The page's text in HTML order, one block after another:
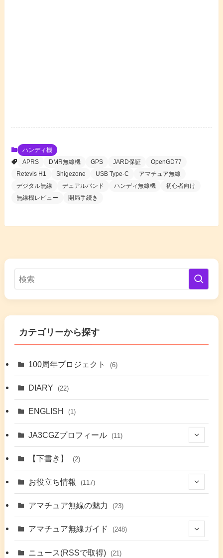
ハンディ機
APRS
DMR無線機 GPS JARD保証
OpenGD77
Retevis H1
Shigezone USB Type-C
アマチュア無線
デジタル無線
デュアルバンド ハンディ無線機
初心者向け
無線機レビュー
開局手続き
カテゴリーから探す
100周年プロジェクト (6)
DIARY (22)
ENGLISH (1)
JA3CGZプロフィール (11)
(7)
【下書き】 (2)
お役立ち情報 (117)
(48)
(9)
アマチュア無線の魅力 (23)
アマチュア無線ガイド (248)
(42)
ニュース(RSSで取得) (21)